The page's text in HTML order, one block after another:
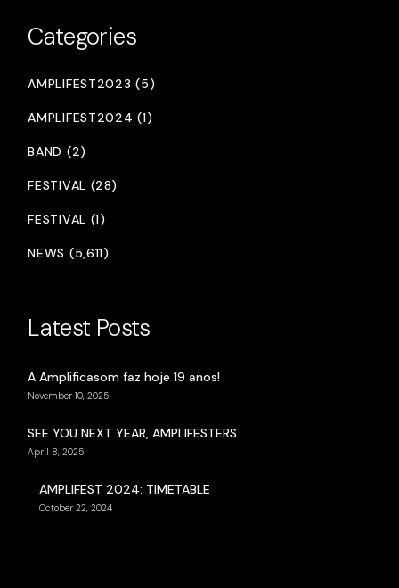
Categories
AMPLIFEST2023 (5)
AMPLIFEST2024 (1)
BAND (2)
FESTIVAL (28)
FESTIVAL (1)
NEWS (5,611)
Latest Posts
A Amplificasom faz hoje 19 anos!
November 10, 2025
SEE YOU NEXT YEAR, AMPLIFESTERS
April 8, 2025
AMPLIFEST 2024: TIMETABLE
October 22, 2024